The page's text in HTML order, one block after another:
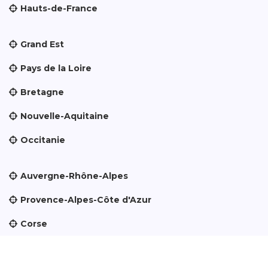
Hauts-de-France
Grand Est
Pays de la Loire
Bretagne
Nouvelle-Aquitaine
Occitanie
Auvergne-Rhône-Alpes
Provence-Alpes-Côte d'Azur
Corse